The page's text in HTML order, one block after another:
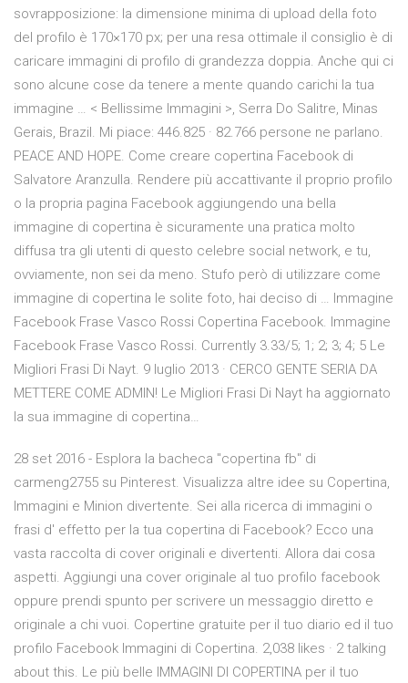
sovrapposizione: la dimensione minima di upload della foto
del profilo è 170×170 px; per una resa ottimale il consiglio è di
caricare immagini di profilo di grandezza doppia. Anche qui ci
sono alcune cose da tenere a mente quando carichi la tua
immagine … < Bellissime Immagini >, Serra Do Salitre, Minas
Gerais, Brazil. Mi piace: 446.825 · 82.766 persone ne parlano.
PEACE AND HOPE. Come creare copertina Facebook di
Salvatore Aranzulla. Rendere più accattivante il proprio profilo
o la propria pagina Facebook aggiungendo una bella
immagine di copertina è sicuramente una pratica molto
diffusa tra gli utenti di questo celebre social network, e tu,
ovviamente, non sei da meno. Stufo però di utilizzare come
immagine di copertina le solite foto, hai deciso di … Immagine
Facebook Frase Vasco Rossi Copertina Facebook. Immagine
Facebook Frase Vasco Rossi. Currently 3.33/5; 1; 2; 3; 4; 5 Le
Migliori Frasi Di Nayt. 9 luglio 2013 · CERCO GENTE SERIA DA
METTERE COME ADMIN! Le Migliori Frasi Di Nayt ha aggiornato
la sua immagine di copertina…
28 set 2016 - Esplora la bacheca "copertina fb" di
carmeng2755 su Pinterest. Visualizza altre idee su Copertina,
Immagini e Minion divertente. Sei alla ricerca di immagini o
frasi d' effetto per la tua copertina di Facebook? Ecco una
vasta raccolta di cover originali e divertenti. Allora dai cosa
aspetti. Aggiungi una cover originale al tuo profilo facebook
oppure prendi spunto per scrivere un messaggio diretto e
originale a chi vuoi. Copertine gratuite per il tuo diario ed il tuo
profilo Facebook Immagini di Copertina. 2,038 likes · 2 talking
about this. Le più belle IMMAGINI DI COPERTINA per il tuo